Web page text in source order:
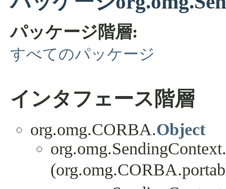
パッケージ階層:
すべてのパッケージ
インタフェース階層
org.omg.CORBA.Object
org.omg.SendingContext.